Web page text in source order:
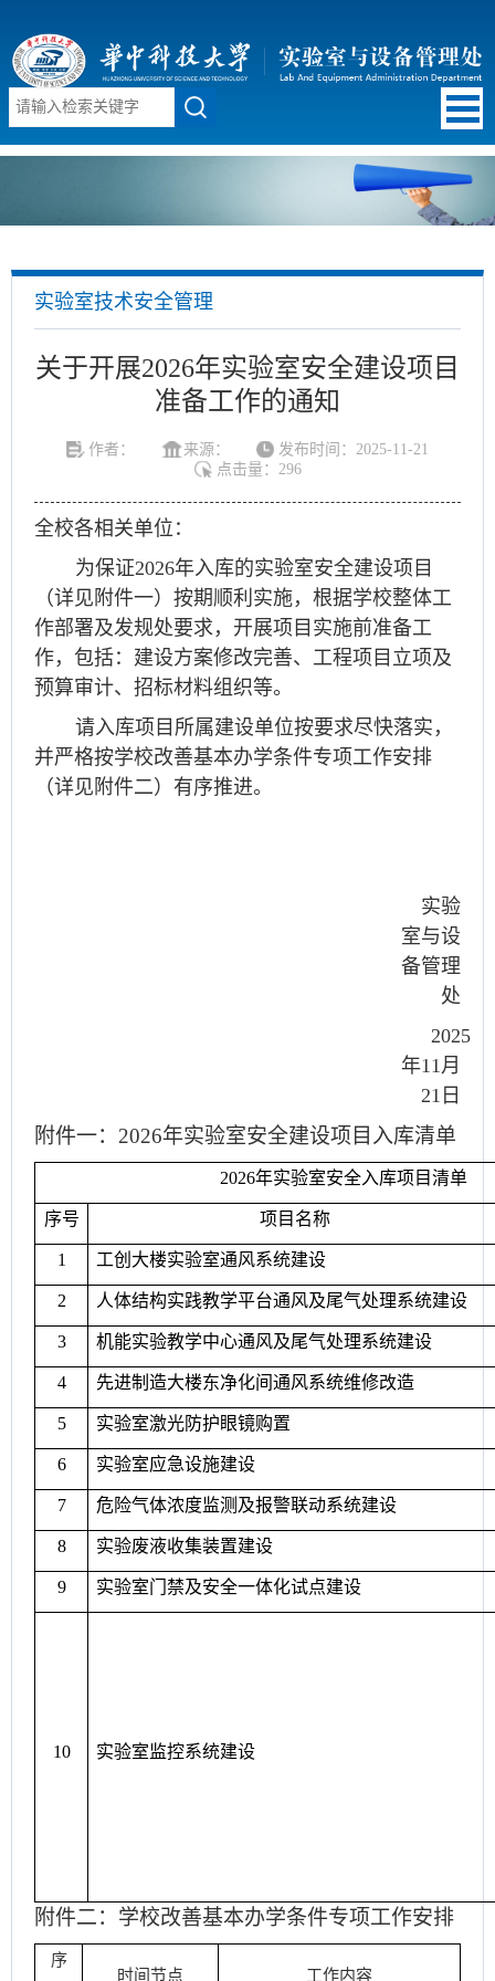
实验室技术安全管理
关于开展2026年实验室安全建设项目
准备工作的通知
作者： 来源：
发布时间：2025-11-21
点击量： 296
全校各相关单位：
为保证2026年入库的实验室安全建设项目
（详见附件一）按期顺利实施，根据学校整体工
作部署及发规处要求，开展项目实施前准备工
作，包括：建设方案修改完善、工程项目立项及
预算审计、招标材料组织等。
请入库项目所属建设单位按要求尽快落实，
并严格按学校改善基本办学条件专项工作安排
（详见附件二）有序推进。
实验
室与设
备管理
处
2025
年11月
21日
附件一：2026年实验室安全建设项目入库清单
2026年实验室安全入库项目清单
序号 项目名称
1 工创大楼实验室通风系统建设
2 人体结构实践教学平台通风及尾气处理系统建设
3 机能实验教学中心通风及尾气处理系统建设
4 先进制造大楼东净化间通风系统维修改造
5 实验室激光防护眼镜购置
6 实验室应急设施建设
7 危险气体浓度监测及报警联动系统建设
8 实验废液收集装置建设
9 实验室门禁及安全一体化试点建设
10 实验室监控系统建设
附件二：学校改善基本办学条件专项工作安排
序
时间节点
工作内容